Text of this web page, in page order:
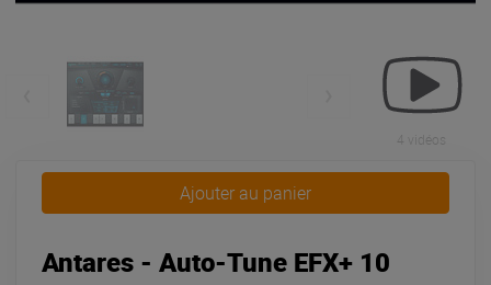
4 vidéos
Ajouter au panier
Antares - Auto-Tune EFX+ 10